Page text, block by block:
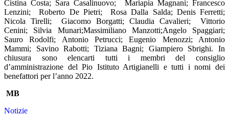
Cistina Costa; Sara Casalinuovo; Mariapia Magnani; Francesco
Lenzini; Roberto De Pietri; Rosa Dalla Salda; Denis Ferretti;
Nicola Tirelli; Giacomo Borgatti; Claudia Cavalieri; Vittorio
Cenini; Silvia Munari;Massimiliano Manzotti;Angelo Spaggiari;
Sauro Rodolfi; Antonio Petrucci; Eugenio Menozzi; Antonio
Mammi; Savino Rabotti; Tiziana Bagni; Giampiero Sbrighi. In
chiusura sono elencarti tutti i membri del consiglio
d’amministrazione del Pio Istituto Artigianelli e tutti i nomi dei
benefattori per l’anno 2022.
MB
Notizie